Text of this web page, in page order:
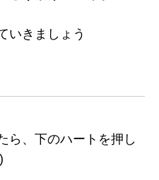
いきましょう
ら、下のハートを押し